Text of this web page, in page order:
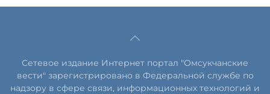
Сетевое издание Интернет портал "Омсукчанские
вести" зарегистрировано в Федеральной службе по
надзору в сфере связи, информационных технологий и